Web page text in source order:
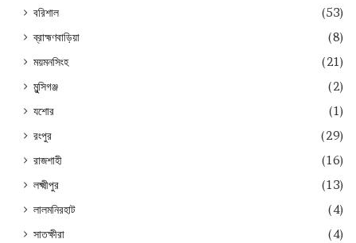
বরিশাল
(53)
ব্রাহ্মণবাড়িয়া
(8)
ময়মনসিংহ
(21)
মুন্সিগঞ্জ
(2)
যশোর
(1)
রংপুর
(29)
রাজশাহী
(16)
লক্ষ্মীপুর
(13)
লালমনিরহাট
(4)
সাতক্ষীরা
(4)